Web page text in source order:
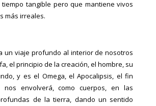
tangible pero que mantiene vivos
más irreales.
un viaje profundo al interior de nosotros
el principio de la creación, el hombre, su
y es el Omega, el Apocalipsis, el fin
nos envolverá, como cuerpos, en las
de la tierra, dando un sentido